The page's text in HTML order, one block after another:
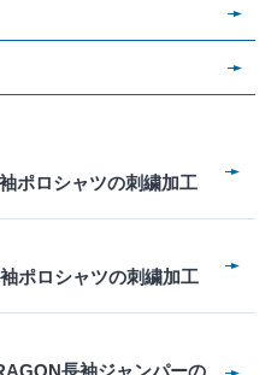
ポロシャツの刺繍加工
ポロシャツの刺繍加工
長袖ジャンパーの